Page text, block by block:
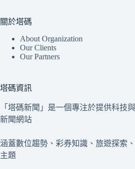
關於塔碼
About Organization
Our Clients
Our Partners
塔碼資訊
「塔碼新聞」是一個專注於提供科技
新聞網站
涵蓋數位趨勢、彩券知識、旅遊探索
主題